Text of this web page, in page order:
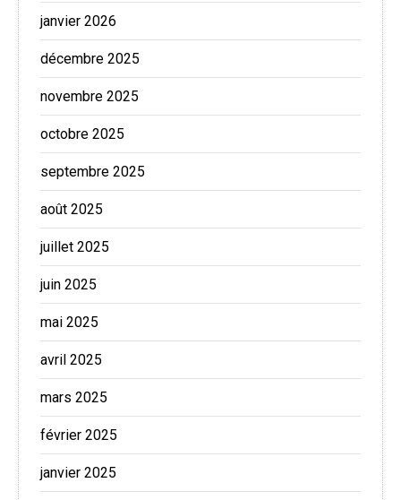
janvier 2026
décembre 2025
novembre 2025
octobre 2025
septembre 2025
août 2025
juillet 2025
juin 2025
mai 2025
avril 2025
mars 2025
février 2025
janvier 2025